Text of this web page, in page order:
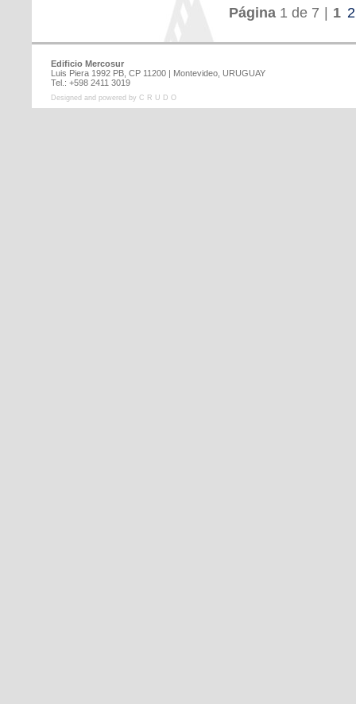
Página1 de 7 1 2
Edificio Mercosur
Luis Piera 1992 PB, CP 11200 | Montevideo, URUGUAY
Tel.: +598 2411 3019
Designed and powered by C R U D O